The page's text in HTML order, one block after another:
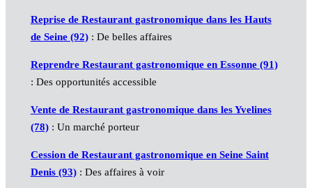
Reprise de Restaurant gastronomique dans les Hauts
de Seine (92): De belles affaires
Reprendre Restaurant gastronomique en Essonne (91)
: Des opportunités accessible
Vente de Restaurant gastronomique dans les Yvelines
(78): Un marché porteur
Cession de Restaurant gastronomique en Seine Saint
Denis (93): Des affaires à voir